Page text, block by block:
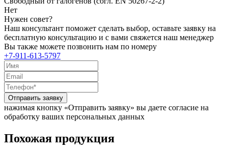
Нет
Нужен совет?
Наш консультант поможет сделать выбор, оставьте заявку на
бесплатную консультацию и с вами свяжется наш менеджер
Вы также можете позвонить нам по номеру
+7-911-613-5797
Отправить заявку
нажимая кнопку «Отправить заявку» вы даете согласие на
обработку ваших персональных данных
Похожая продукция